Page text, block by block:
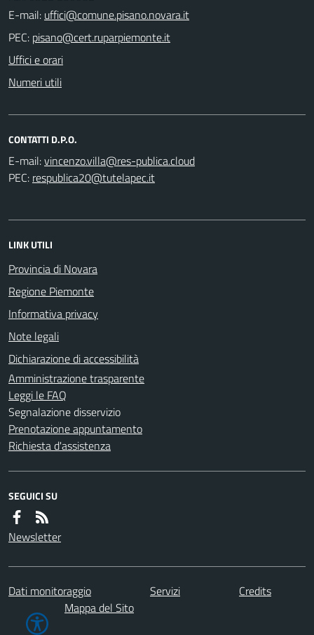
E-mail:
PEC:
Uffici e orari
Numeri utili
CONTATTI D.P.O.
E-mail:
PEC:
LINK UTILI
Provincia di Novara
Regione Piemonte
Informativa privacy
Note legali
Dichiarazione di accessibilità
Amministrazione trasparente
Leggi le FAQ
Segnalazione disservizio
Prenotazione appuntamento
Richiesta d'assistenza
SEGUICI SU
Newsletter
Dati monitoraggio Servizi
Credits
Mappa del Sito